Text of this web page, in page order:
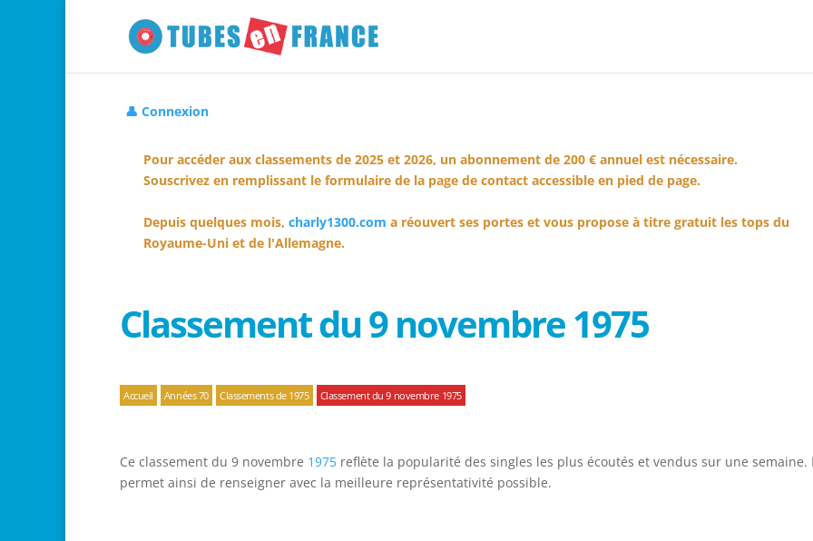
👤 Connexion
Pour accéder aux classements de 2025 et 2026, un abonnement de 200 € annuel est nécessaire.
Souscrivez en remplissant le formulaire de la page de contact accessible en pied de page.
Depuis quelques mois, charly1300.com a réouvert ses portes et vous propose à titre gratuit les tops du
Royaume-Uni et de l'Allemagne.
Classement du 9 novembre 1975
Accueil Années 70 Classements de 1975 Classement du 9 novembre 1975
Ce classement du 9 novembre 1975 reflète la popularité des singles les plus écoutés et vendus sur une semaine.
permet ainsi de renseigner avec la meilleure représentativité possible.